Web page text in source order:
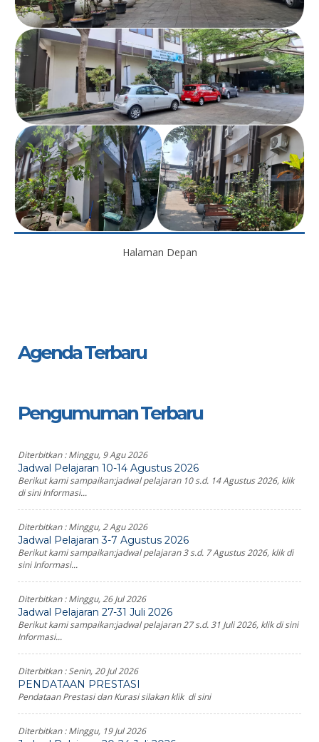
Halaman Depan
Agenda Terbaru
Pengumuman Terbaru
Diterbitkan :Minggu, 9 Agu 2026
Jadwal Pelajaran 10-14 Agustus 2026
Berikut kami sampaikan:jadwal pelajaran 10 s.d. 14 Agustus 2026, klik
di sini Informasi...
Diterbitkan :Minggu, 2 Agu 2026
Jadwal Pelajaran 3-7 Agustus 2026
Berikut kami sampaikan:jadwal pelajaran 3 s.d. 7 Agustus 2026, klik di
sini Informasi...
Diterbitkan :Minggu, 26 Jul 2026
Jadwal Pelajaran 27-31 Juli 2026
Berikut kami sampaikan:jadwal pelajaran 27 s.d. 31 Juli 2026, klik di sini
Informasi...
Diterbitkan :Senin, 20 Jul 2026
PENDATAAN PRESTASI
Pendataan Prestasi dan Kurasi silakan klik di sini
Diterbitkan :Minggu, 19 Jul 2026